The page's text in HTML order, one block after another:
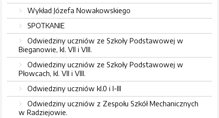
Wykład Józefa Nowakowskiego
SPOTKANIE
Odwiedziny uczniów ze Szkoły Podstawowej w
Bieganowie, kl. VII i VIII.
Odwiedziny uczniów ze Szkoły Podstawowej w
Płowcach, kl. VII i VIII.
Odwiedziny uczniów kl.0 i I-III
Odwiedziny uczniów z Zespołu Szkół Mechanicznych
w Radziejowie.